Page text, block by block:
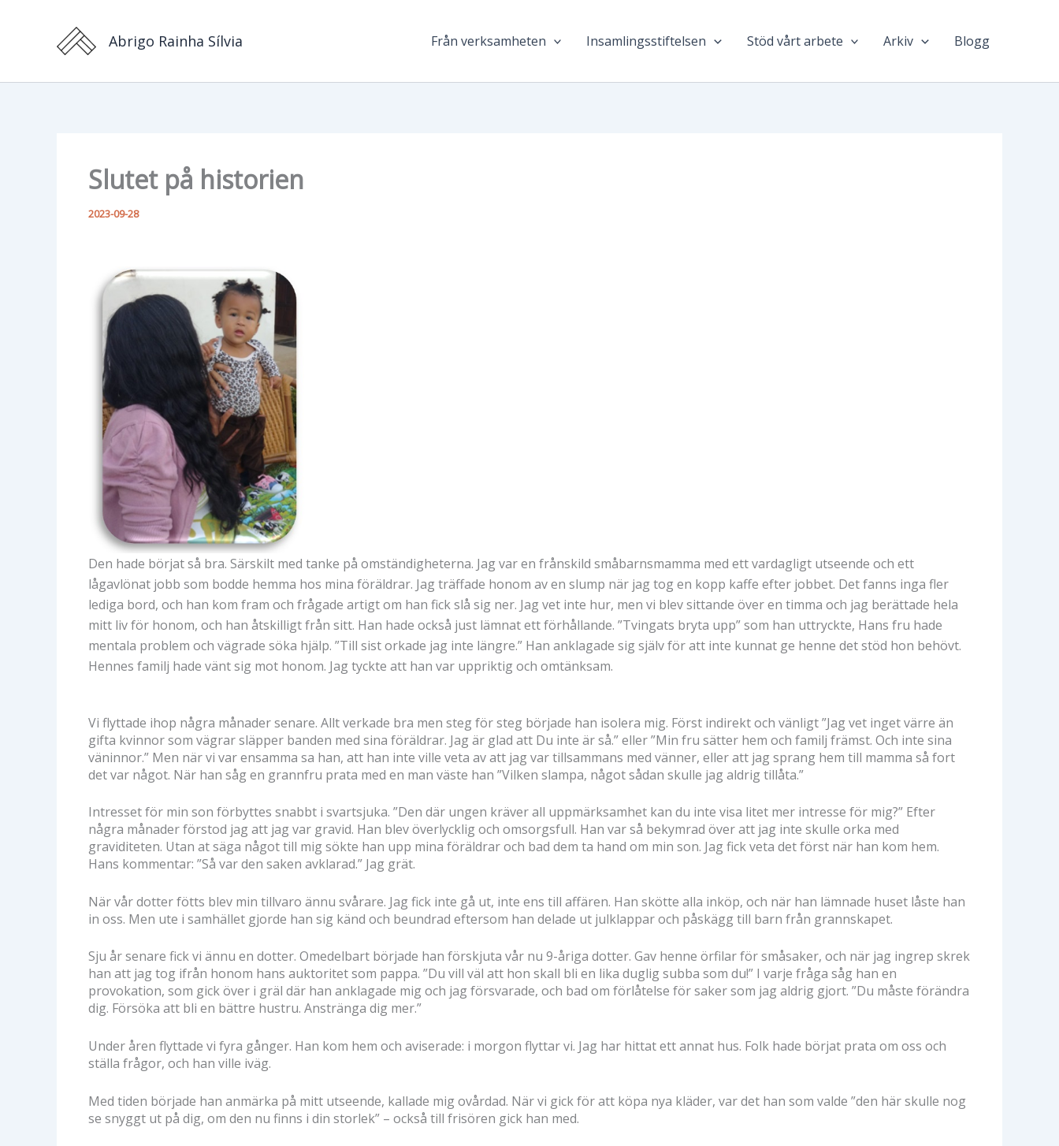
Abrigo Rainha Sílvia Från verksamheten Insamlingsstiftelsen Stöd vårt arbete Arkiv Blogg
Slutet på historien
2023-09-28
Den hade börjat så bra. Särskilt med tanke på omständigheterna. Jag var en frånskild småbarnsmamma med ett vardagligt utseende och ett
lågavlönat jobb som bodde hemma hos mina föräldrar. Jag träffade honom av en slump när jag tog en kopp kaffe efter jobbet. Det fanns inga fler
lediga bord, och han kom fram och frågade artigt om han fick slå sig ner. Jag vet inte hur, men vi blev sittande över en timma och jag berättade hela
mitt liv för honom, och han åtskilligt från sitt. Han hade också just lämnat ett förhållande. ”Tvingats bryta upp” som han uttryckte, Hans fru hade
mentala problem och vägrade söka hjälp. ”Till sist orkade jag inte längre.” Han anklagade sig själv för att inte kunnat ge henne det stöd hon behövt.
Hennes familj hade vänt sig mot honom. Jag tyckte att han var uppriktig och omtänksam.
Vi flyttade ihop några månader senare. Allt verkade bra men steg för steg började han isolera mig. Först indirekt och vänligt ”Jag vet inget värre än
gifta kvinnor som vägrar släpper banden med sina föräldrar. Jag är glad att Du inte är så.” eller ”Min fru sätter hem och familj främst. Och inte sina
väninnor.” Men när vi var ensamma sa han, att han inte ville veta av att jag var tillsammans med vänner, eller att jag sprang hem till mamma så fort
det var något. När han såg en grannfru prata med en man väste han ”Vilken slampa, något sådan skulle jag aldrig tillåta.”
Intresset för min son förbyttes snabbt i svartsjuka. ”Den där ungen kräver all uppmärksamhet kan du inte visa litet mer intresse för mig?” Efter
några månader förstod jag att jag var gravid. Han blev överlycklig och omsorgsfull. Han var så bekymrad över att jag inte skulle orka med
graviditeten. Utan at säga något till mig sökte han upp mina föräldrar och bad dem ta hand om min son. Jag fick veta det först när han kom hem.
Hans kommentar: ”Så var den saken avklarad.” Jag grät.
När vår dotter fötts blev min tillvaro ännu svårare. Jag fick inte gå ut, inte ens till affären. Han skötte alla inköp, och när han lämnade huset låste han
in oss. Men ute i samhället gjorde han sig känd och beundrad eftersom han delade ut julklappar och påskägg till barn från grannskapet.
Sju år senare fick vi ännu en dotter. Omedelbart började han förskjuta vår nu 9-åriga dotter. Gav henne örfilar för småsaker, och när jag ingrep skrek
han att jag tog ifrån honom hans auktoritet som pappa. ”Du vill väl att hon skall bli en lika duglig subba som du!” I varje fråga såg han en
provokation, som gick över i gräl där han anklagade mig och jag försvarade, och bad om förlåtelse för saker som jag aldrig gjort. ”Du måste förändra
dig. Försöka att bli en bättre hustru. Anstränga dig mer.”
Under åren flyttade vi fyra gånger. Han kom hem och aviserade: i morgon flyttar vi. Jag har hittat ett annat hus. Folk hade börjat prata om oss och
ställa frågor, och han ville iväg.
Med tiden började han anmärka på mitt utseende, kallade mig ovårdad. När vi gick för att köpa nya kläder, var det han som valde ”den här skulle nog
se snyggt ut på dig, om den nu finns i din storlek” – också till frisören gick han med.